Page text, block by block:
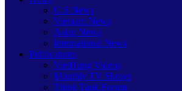
U.S News
Vietnam News
Asian News
International News
Publications
VietHung Videos
Monthly TV Shows
Think Tank Forum